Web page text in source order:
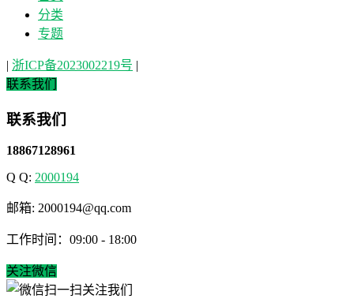
分类
专题
| 浙ICP备2023002219号 |
联系我们
联系我们
18867128961
Q Q: 2000194
邮箱: 2000194@qq.com
工作时间：09:00 - 18:00
关注微信